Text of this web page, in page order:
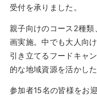
受付を承りました。
親子向けのコース2種
画実施。中でも大人向
引き立てるフードキャ
的な地域資源を活かし
参加者15名の皆様をお